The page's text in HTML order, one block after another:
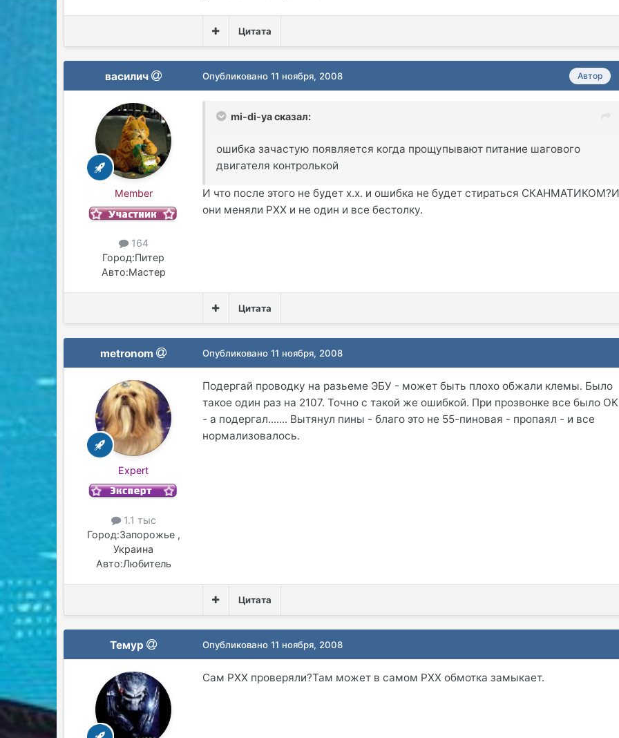
Цитата
василич
Member
164
Город:Питер
Авто:Мастер
Автор
Опубликовано11 ноября, 2008
mi-di-ya сказал:
ошибка зачастую появляется когда прощупывают питание шагового
двигателя контролькой
И что после этого не будет х.х. и ошибка не будет стираться
они меняли РХХ и не один и все бестолку.
Цитата
metronom
Expert
1.1 тыс
Город:Запорожье ,
Украина
Авто:Любитель
Опубликовано11 ноября, 2008
Подергай проводку на разьеме ЭБУ - может быть плохо обжали клемы. Было
такое один раз на 2107. Точно с такой же ошибкой. При прозвонке все было ОК
- а подергал....... Вытянул пины - благо это не 55-пиновая - пропаял - и все
нормализовалось.
Цитата
Темур Опубликовано11 ноября, 2008
Сам РХХ проверяли?Там может в самом РХХ обмотка замыкает.